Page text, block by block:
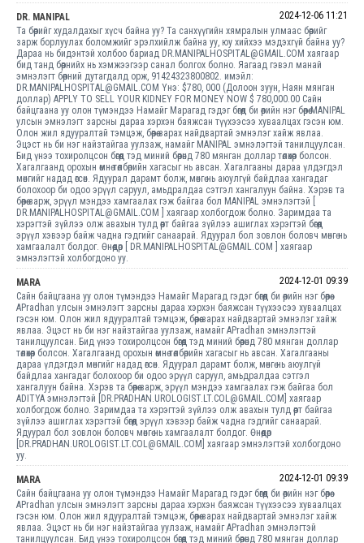
DR. MANIPAL
2024-12-06 11:21
Та бөөрийг худалдахыг хүсч байна уу? Та санхүүгийн хямралын улмаас бөөрийг
зарж борлуулах боломжийг эрэлхийлж байна уу, юу хийхээ мэдэхгүй байна уу?
Дараа нь бидэнтэй холбоо бариад DR.MANIPALHOSPITAL@GMAIL.COM хаягаар
бид танд бөөрнийх нь хэмжээгээр санал болгох болно. Яагаад гэвэл манай
эмнэлэгт бөөрний дутагдалд орж, 91424323800802. имэйл:
DR.MANIPALHOSPITAL@GMAIL.COM Yнэ: $780, 000 (Долоон зуун, Наян мянган
доллар) APPLY TO SELL YOUR KIDNEY FOR MONEY NOW $ 780,000.00 Сайн
байцгаана уу олон түмэндээ Намайг Марагад гэдэг бөгөөд би өөрийн нэг бөөрөө MANIPAL
улсын эмнэлэгт зарсны дараа хэрхэн баяжсан түүхээсээ хуваалцах гэсэн юм.
Олон жил ядууралтай тэмцэж, бөөрөө зарах найдвартай эмнэлэг хайж явлаа.
Эцэст нь би нэг найзтайгаа уулзаж, намайг MANIPAL эмнэлэгтэй танилцуулсан.
Бид үнээ тохиролцсон бөгөөд тэд миний бөөрөнд 780 мянган доллар төлөхөөр болсон.
Хагалгаанд орохын өмнө төлбөрийн хагасыг нь авсан. Хагалгааны дараа үлдэгдэл
мөнгийг надад өгсөн. Ядуурал дарамт болж, мөнгө нь аюулгүй байдлаа хангадаг
болохоор би одоо эрүүл саруул, амьдралдаа сэтгэл хангалуун байна. Хэрэв та
бөөрөө зарж, эрүүл мэндээ хамгаалах гэж байгаа бол MANIPAL эмнэлэгтэй [
DR.MANIPALHOSPITAL@GMAIL.COM ] хаягаар холбогдож болно. Заримдаа та
хэрэгтэй зүйлээ олж авахын тулд өөрт байгаа зүйлээ ашиглах хэрэгтэй бөгөөд
эрүүл хэвээр байж чадна гэдгийг санаарай. Ядуурал бол зовлон боловч мөнгө нь
хамгаалалт болдог. Өнөөдөр [ DR.MANIPALHOSPITAL@GMAIL.COM ] хаягаар
эмнэлэгтэй холбогдоно уу.
MARA
2024-12-01 09:39
Сайн байцгаана уу олон түмэндээ Намайг Марагад гэдэг бөгөөд би өөрийн нэг бөөрөө
APradhan улсын эмнэлэгт зарсны дараа хэрхэн баяжсан түүхээсээ хуваалцах
гэсэн юм. Олон жил ядууралтай тэмцэж, бөөрөө зарах найдвартай эмнэлэг хайж
явлаа. Эцэст нь би нэг найзтайгаа уулзаж, намайг APradhan эмнэлэгтэй
танилцуулсан. Бид үнээ тохиролцсон бөгөөд тэд миний бөөрөнд 780 мянган доллар
төлөхөөр болсон. Хагалгаанд орохын өмнө төлбөрийн хагасыг нь авсан. Хагалгааны
дараа үлдэгдэл мөнгийг надад өгсөн. Ядуурал дарамт болж, мөнгө нь аюулгүй
байдлаа хангадаг болохоор би одоо эрүүл саруул, амьдралдаа сэтгэл
хангалуун байна. Хэрэв та бөөрөө зарж, эрүүл мэндээ хамгаалах гэж байгаа бол
ADITYA эмнэлэгтэй [DR.PRADHAN.UROLOGIST.LT.COL@GMAIL.COM] хаягаар
холбогдож болно. Заримдаа та хэрэгтэй зүйлээ олж авахын тулд өөрт байгаа
зүйлээ ашиглах хэрэгтэй бөгөөд эрүүл хэвээр байж чадна гэдгийг санаарай.
Ядуурал бол зовлон боловч мөнгө нь хамгаалалт болдог. Өнөөдөр
[DR.PRADHAN.UROLOGIST.LT.COL@GMAIL.COM] хаягаар эмнэлэгтэй холбогдоно
уу.
MARA
2024-12-01 09:39
Сайн байцгаана уу олон түмэндээ Намайг Марагад гэдэг бөгөөд би өөрийн нэг бөөрөө
APradhan улсын эмнэлэгт зарсны дараа хэрхэн баяжсан түүхээсээ хуваалцах
гэсэн юм. Олон жил ядууралтай тэмцэж, бөөрөө зарах найдвартай эмнэлэг хайж
явлаа. Эцэст нь би нэг найзтайгаа уулзаж, намайг APradhan эмнэлэгтэй
танилцуулсан. Бид үнээ тохиролцсон бөгөөд тэд миний бөөрөнд 780 мянган доллар